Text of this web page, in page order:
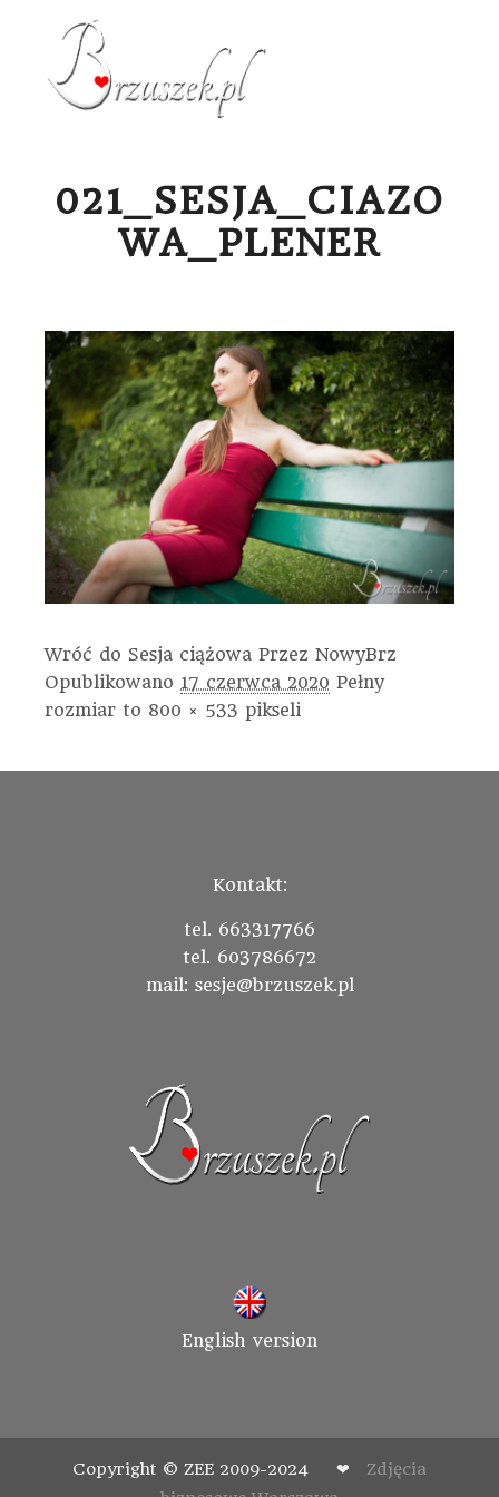
021_SESJA_CIAZO
WA_PLENER
Wróć do Sesja ciążowa Przez NowyBrz
Opublikowano 17 czerwca 2020 Pełny
rozmiar to 800 × 533 pikseli
Kontakt:
tel. 663317766
tel. 603786672
mail: sesje@brzuszek.pl
English version
Copyright © ZEE 2009-2024 ❤ Zdjęcia